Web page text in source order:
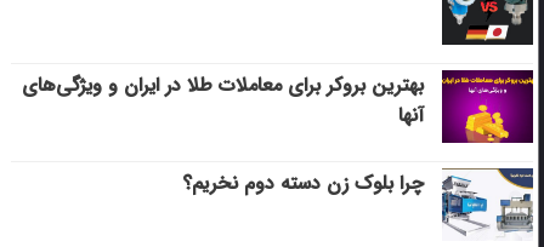
بهترین بروکر برای معاملات طلا در ایران و ویژگی‌های
آنها
چرا بلوک زن دسته دوم نخریم؟